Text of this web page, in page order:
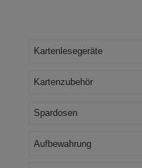
Kartenlesegeräte
Kartenzubehör
Spardosen
Aufbewahrung